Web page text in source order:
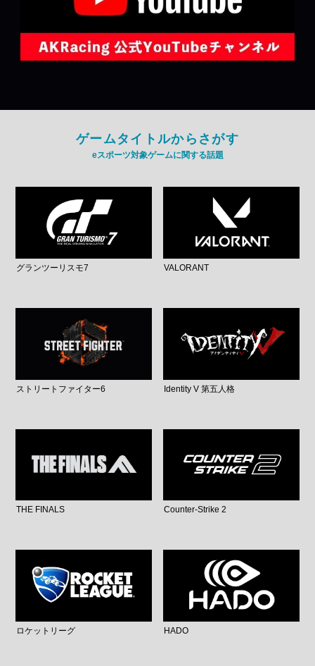
ゲームタイトルからさがす
eスポーツ対象ゲームに関する話題
グランツーリスモ7 VALORANT
ストリートファイター6 Identity V 第五人格
THE FINALS Counter-Strike 2
ロケットリーグ HADO